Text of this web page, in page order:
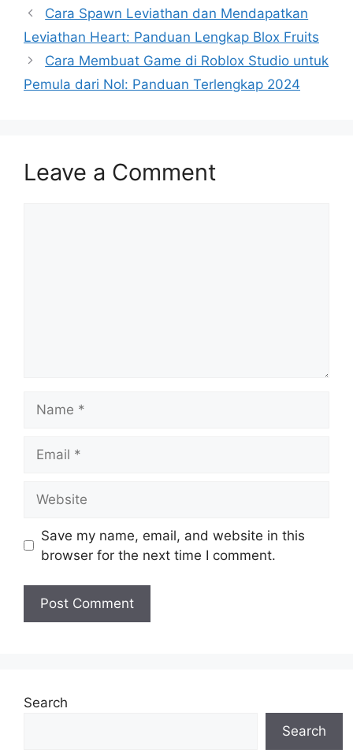
Cara Spawn Leviathan dan Mendapatkan
Leviathan Heart: Panduan Lengkap Blox Fruits
Cara Membuat Game di Roblox Studio untuk
Pemula dari Nol: Panduan Terlengkap 2024
Leave a Comment
Save my name, email, and website in this
browser for the next time I comment.
Search
Search